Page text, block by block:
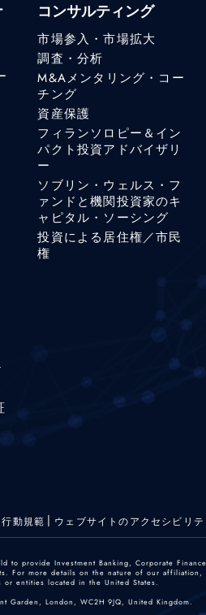
コンサルティング
市場参入・市場拡大
調査・分析
M&Aメンタリング・コー
チング
資産保護
フィランソロピー＆イン
パクト投資アドバイザリ
ー
ソブリン・ウェルス・フ
ァンドと機関投資家のキ
ャピタル・ソーシング
投資による居住権／市民
権
行動規範 ウェブサイトのアクセシビリテ
provide Investment Banking, Corporate
For more details on the nature of our
entities located in the United States.
Garden, London, WC2H 9JQ, United Kingdom.